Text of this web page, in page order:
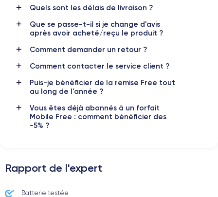
4K - 3840x2160px Oui, minimum 18W
Batterie
3046 mAh
Dual SIM
Nano-SIM + eSIM
LTE/4G
Oui, tous opérateurs
Si vous souhaitez découvrir en détail les caractéristiques de ce
smartphone, consulter lafiche technique de l'iPhone 11.
Quels sont les délais de livraison ?
Que se passe-t-il si je change d'avis
après avoir acheté/reçu le produit ?
Comment demander un retour ?
Comment contacter le service client ?
Puis-je bénéficier de la remise Free tout
au long de l'année ?
Vous êtes déjà abonnés à un forfait
Mobile Free : comment bénéficier des
-5% ?
Rapport de l'expert
Batterie testée